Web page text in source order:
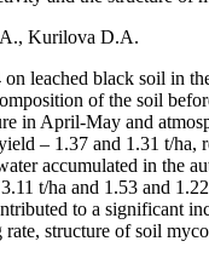
Kurilova D.A.
leached black soil in
of the soil
in April-May and
– 1.37 and 1.31 t/
accumulated in the
t/ha and 1.53 and
to a significant
structure of soil